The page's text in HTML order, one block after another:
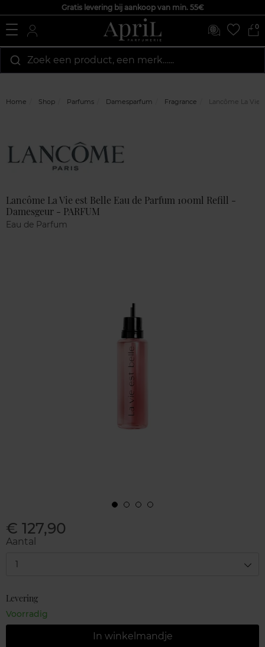
Gratis levering bij aankoop van min. 55€
0
Zoek een product, een merk…...
Home Shop Parfums Damesparfum Fragrance Lancôme La Vie
Lancôme La Vie est Belle Eau de Parfum 100ml Refill -
Damesgeur - PARFUM
Eau de Parfum
€ 127,90
Aantal
1
Levering
Voorradig
In winkelmandje